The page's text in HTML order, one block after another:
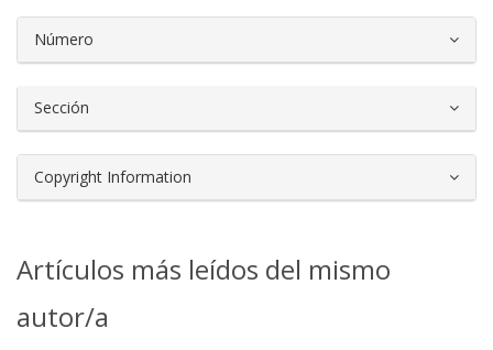
Número
Sección
Copyright Information
Artículos más leídos del mismo
autor/a